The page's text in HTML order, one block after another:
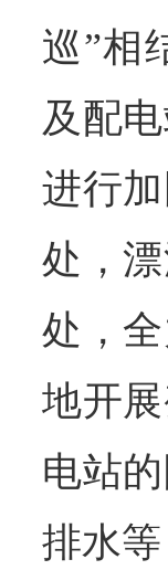
巡”相
及配
进行
处，
处，
地开
电站
排水